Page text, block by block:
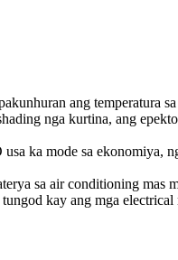
ang temperatura
nga kurtina, ang
ka mode sa ekonomiya,
sa air conditioning mas
kay ang mga electrical